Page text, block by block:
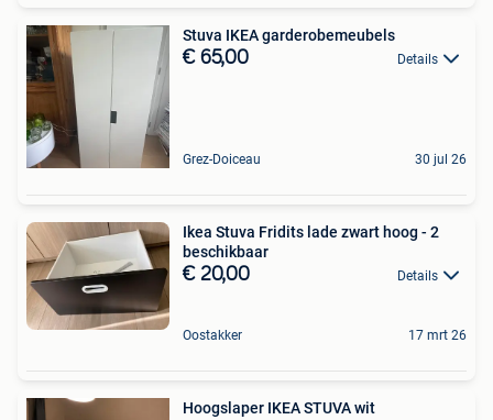
Stuva IKEA garderobemeubels
€ 65,00 Details
Grez-Doiceau 30 jul 26
Ikea Stuva Fridits lade zwart hoog - 2
beschikbaar
€ 20,00 Details
Oostakker 17 mrt 26
Hoogslaper IKEA STUVA wit